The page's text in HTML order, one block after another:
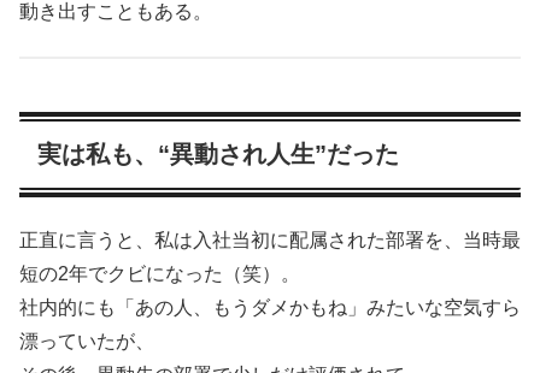
動き出すこともある。
実は私も、“異動され人生”だった
正直に言うと、私は入社当初に配属された部署を、当時最
短の2年でクビになった（笑）。
社内的にも「あの人、もうダメかもね」みたいな空気すら
漂っていたが、